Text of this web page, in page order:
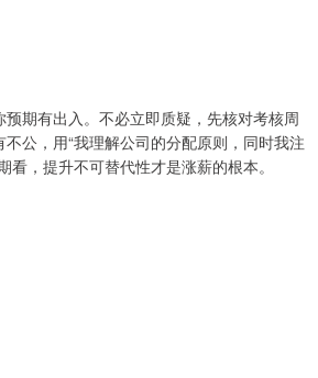
期有出入。不必立即质疑，先核对考核周
公，用“我理解公司的分配原则，同时我注
，提升不可替代性才是涨薪的根本。